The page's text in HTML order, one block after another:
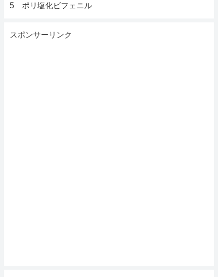
5 ポリ塩化ビフェニル
スポンサーリンク